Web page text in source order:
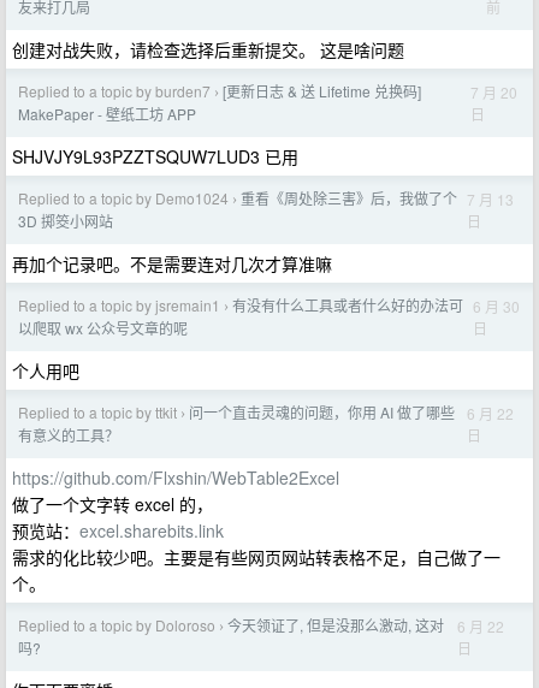
友来打几局
前
创建对战失败，请检查选择后重新提交。 这是啥问题
Replied to a topic by burden7 › [更新日志 & 送 Lifetime 兑换码]
MakePaper - 壁纸工坊 APP
7 月 20
日
SHJVJY9L93PZZTSQUW7LUD3 已用
Replied to a topic by Demo1024 › 重看《周处除三害》后，我做了个
3D 掷筊小网站
7 月 13
日
再加个记录吧。不是需要连对几次才算准嘛
Replied to a topic by jsremain1 › 有没有什么工具或者什么好的办法可
以爬取 wx 公众号文章的呢
6 月 30
日
个人用吧
Replied to a topic by ttkit › 问一个直击灵魂的问题，你用 AI 做了哪些
有意义的工具？
6 月 22
日
https://github.com/Flxshin/WebTable2Excel
做了一个文字转 excel 的，
预览站： excel.sharebits.link
需求的化比较少吧。主要是有些网页网站转表格不足，自己做了一
个。
Replied to a topic by Doloroso › 今天领证了, 但是没那么激动, 这对
吗?
6 月 22
日